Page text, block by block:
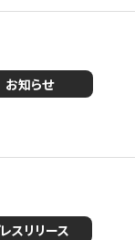
お知らせ
スリリース